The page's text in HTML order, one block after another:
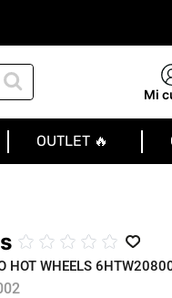
Mi
OUTLET 🔥
☆ ☆ ☆ ☆ ☆
HOT WHEELS